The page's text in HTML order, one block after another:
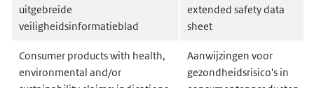
uitgebreide
veiligheidsinformatieblad
extended safety data
sheet
Consumer products with health,
environmental and/or
Aanwijzingen voor
gezondheidsrisico's in